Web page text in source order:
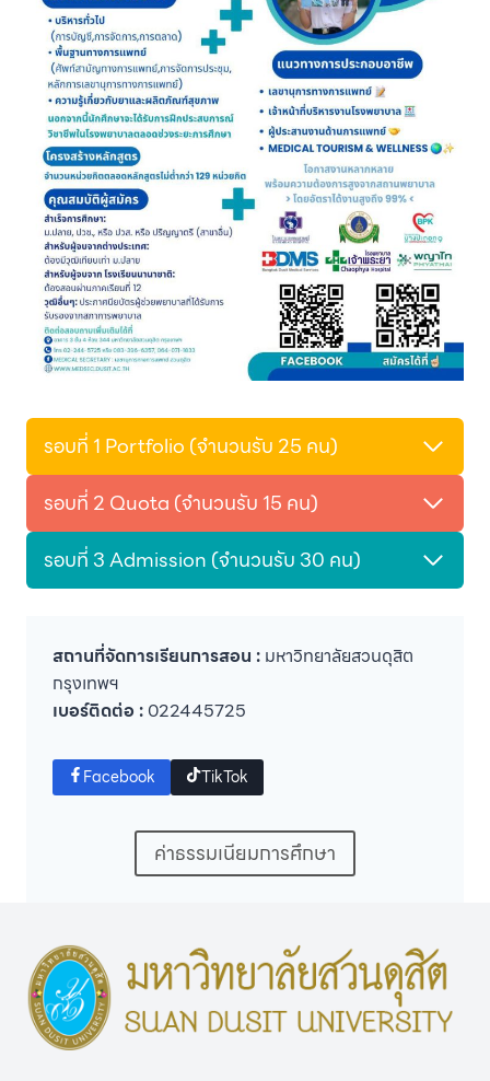
รอบที่ 1 Portfolio (จำนวนรับ 25 คน)
รอบที่ 2 Quota (จำนวนรับ 15 คน)
รอบที่ 3 Admission (จำนวนรับ 30 คน)
สถานที่จัดการเรียนการสอน : มหาวิทยาลัยสวนดุสิต
กรุงเทพฯ
เบอร์ติดต่อ : 022445725
Facebook TikTok
ค่าธรรมเนียมการศึกษา